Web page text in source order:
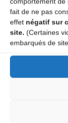
fait de ne pas
effet négatif sur
site. (Certaines
embarqués de
Bretagne, en
et données
Sous
l’information,
prestataires,
mission de
futurs sites.
Les